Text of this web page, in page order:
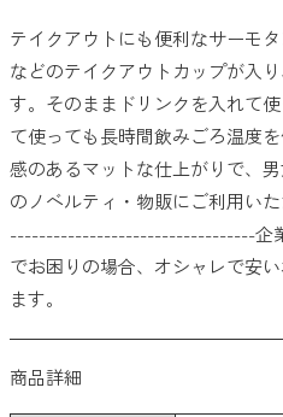
401〜500円
501円以上
テイクアウトにも便利なサーモ
などのテイクアウトカップが入
す。そのままドリンクを入れて
て使っても長時間飲みごろ温度
感のあるマットな仕上がりで、
のノベルティ・物販にご利用
----------------------------------企業
でお困りの場合、オシャレで安
ます。
商品詳細